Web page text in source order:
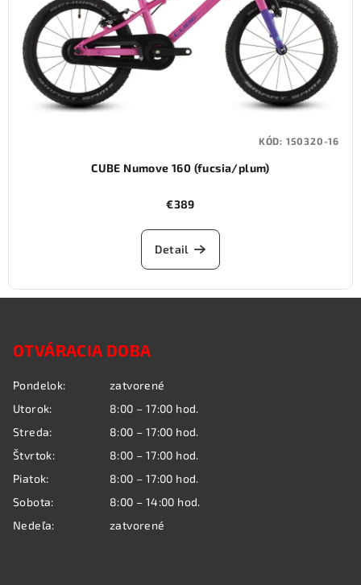
CUBE Numove 160 (fucsia/plum)
€389
Detail
KÓD: 150320-16
OTVÁRACIA DOBA
Pondelok:
zatvorené
Utorok:
8:00 – 17:00 hod.
Streda:
8:00 – 17:00 hod.
Štvrtok:
8:00 – 17:00 hod.
Piatok:
8:00 – 17:00 hod.
Sobota:
8:00 – 14:00 hod.
Nedeľa:
zatvorené